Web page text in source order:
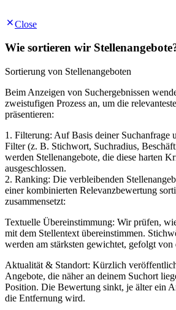
Close
Wie sortieren wir
Sortierung von Stellenangeboten
Beim Anzeigen von Suchergebnissen
zweistufigen Prozess an, um die
präsentieren:
1. Filterung: Auf Basis deiner Suchanfrage
Filter (z. B. Stichwort, Suchradius,
werden Stellenangebote, die diese harten
ausgeschlossen.
2. Ranking: Die verbleibenden
einer kombinierten Relevanzbewertung
zusammensetzt:
Textuelle Übereinstimmung: Wir prüfen,
mit dem Stellentext übereinstimmen.
werden am stärksten gewichtet, gefolgt
Aktualität & Standort: Kürzlich
Angebote, die näher an deinem Suchort
Position. Die Bewertung sinkt, je älter ein
die Entfernung wird.